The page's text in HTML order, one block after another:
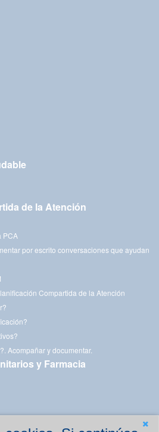
de la Atención
PCA
por escrito conversaciones que ayudan
Compartida de la Atención
Acompañar y documentar.
y Farmacia